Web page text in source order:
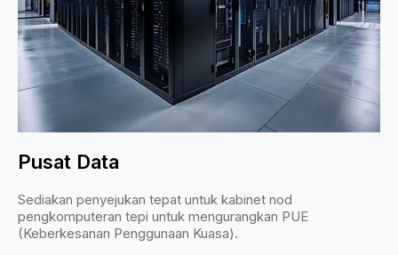
Pusat Data
Sediakan penyejukan tepat untuk kabinet nod
pengkomputeran tepi untuk mengurangkan PUE
(Keberkesanan Penggunaan Kuasa).